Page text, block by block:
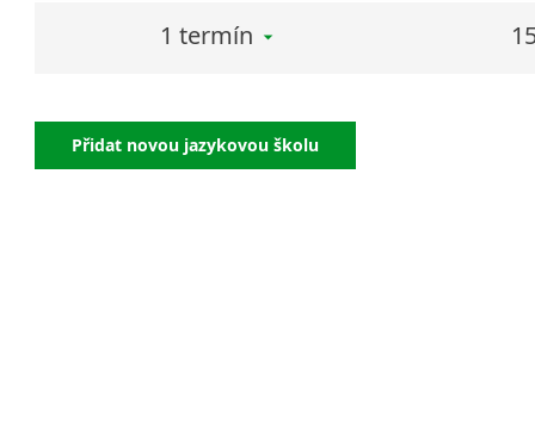
1 termín
Přidat novou jazykovou školu